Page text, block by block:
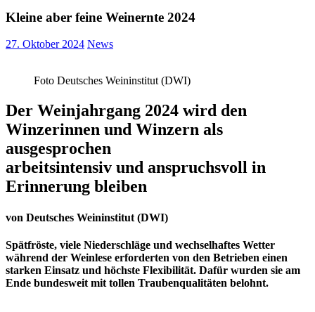
Kleine aber feine Weinernte 2024
27. Oktober 2024 News
Foto Deutsches Weininstitut (DWI)
Der Weinjahrgang 2024 wird den
Winzerinnen und Winzern als
ausgesprochen
arbeitsintensiv und anspruchsvoll in
Erinnerung bleiben
von Deutsches Weininstitut (DWI)
Spätfröste, viele Niederschläge und wechselhaftes Wetter
während der Weinlese erforderten von den Betrieben einen
starken Einsatz und höchste Flexibilität. Dafür wurden sie am
Ende bundesweit mit tollen Traubenqualitäten belohnt.